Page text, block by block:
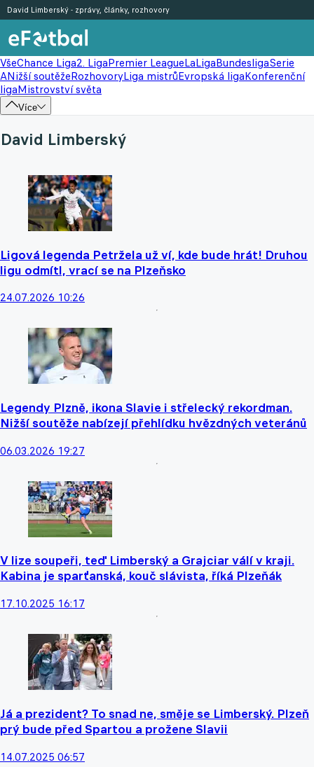
VšeChance Liga2. LigaPremier LeagueLaLigaBundesligaSerie
ANižší soutěžeRozhovoryLiga mistrůEvropská ligaKonferenční
ligaMistrovství světa
Více
David Limberský - zprávy, články, rozhovory
David Limberský
Ligová legenda Petržela už ví, kde bude hrát! Druhou
ligu odmítl, vrací se na Plzeňsko
24.07.2026 10:26
Legendy Plzně, ikona Slavie i střelecký rekordman.
Nižší soutěže nabízejí přehlídku hvězdných veteránů
06.03.2026 19:27
V lize soupeři, teď Limberský a Grajciar válí v kraji.
Kabina je sparťanská, kouč slávista, říká Plzeňák
17.10.2025 16:17
Já a prezident? To snad ne, směje se Limberský. Plzeň
prý bude před Spartou a prožene Slavii
14.07.2025 06:57